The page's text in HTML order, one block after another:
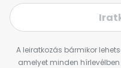
A leiratkozás bármikor
amelyet minden